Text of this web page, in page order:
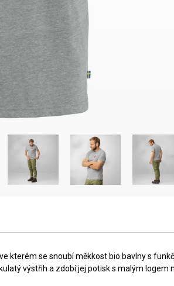
kterém se snoubí měkkost bio bavlny s
výstřih a zdobí jej potisk s malým logem